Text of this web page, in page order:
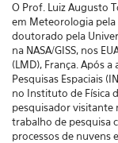
O Prof. Luiz Augusto
em Meteorologia pela
doutorado pela
na NASA/GISS, nos
(LMD), França. Após
Pesquisas Espaciais
no Instituto de Física
pesquisador visitante
trabalho de pesquisa
processos de nuvens